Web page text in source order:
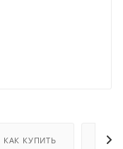
КАК КУПИТЬ